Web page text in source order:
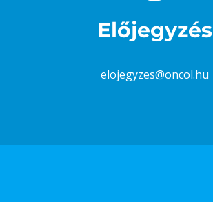
Előjegyzés
elojegyzes@oncol.hu